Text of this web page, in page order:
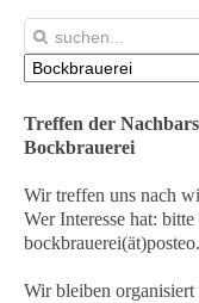
Treffen der
Bockbrauerei
Wir treffen uns nach
Wer Interesse hat:
Wir bleiben